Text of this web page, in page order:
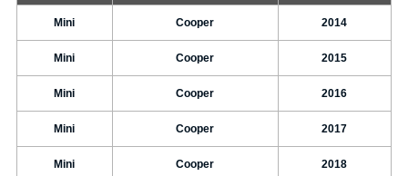
Mini Cooper 2014
Mini Cooper 2015
Mini Cooper 2016
Mini Cooper 2017
Mini Cooper 2018